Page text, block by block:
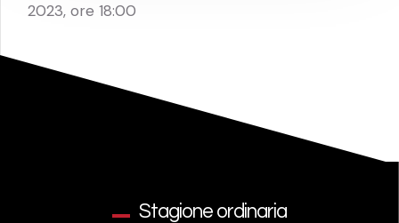
2023, ore 18:00
Stagione ordinaria